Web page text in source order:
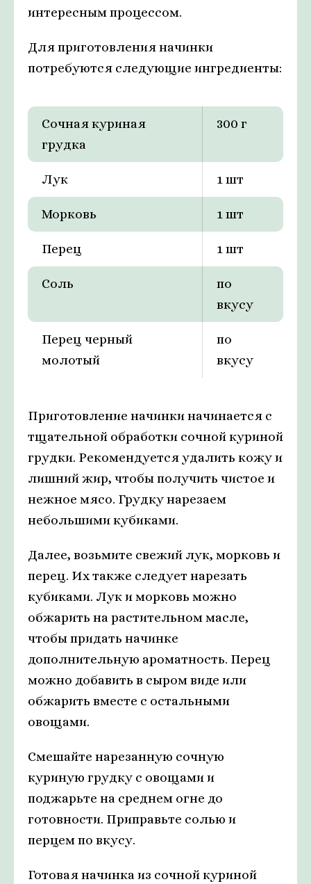
интересным процессом.
Для приготовления начинки
потребуются следующие ингредиенты:
Сочная куриная
грудка
300 г
Лук 1 шт
Морковь 1 шт
Перец 1 шт
Соль
по
вкусу
Перец черный
молотый
по
вкусу
Приготовление начинки начинается с
тщательной обработки сочной куриной
грудки. Рекомендуется удалить кожу и
лишний жир, чтобы получить чистое и
нежное мясо. Грудку нарезаем
небольшими кубиками.
Далее, возьмите свежий лук, морковь и
перец. Их также следует нарезать
кубиками. Лук и морковь можно
обжарить на растительном масле,
чтобы придать начинке
дополнительную ароматность. Перец
можно добавить в сыром виде или
обжарить вместе с остальными
овощами.
Смешайте нарезанную сочную
куриную грудку с овощами и
поджарьте на среднем огне до
готовности. Приправьте солью и
перцем по вкусу.
Готовая начинка из сочной куриной